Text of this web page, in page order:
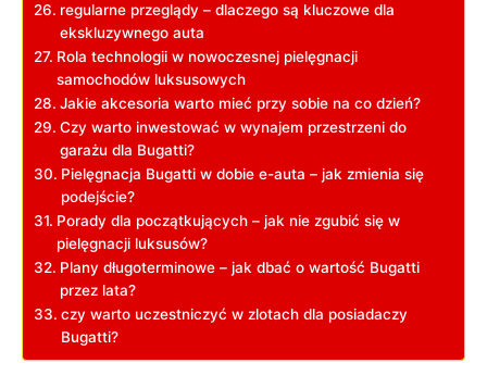
regularne przeglądy – dlaczego są kluczowe dla
ekskluzywnego auta
Rola technologii w nowoczesnej pielęgnacji
samochodów luksusowych
Jakie akcesoria warto mieć przy sobie na co dzień?
Czy warto inwestować w wynajem przestrzeni do
garażu dla Bugatti?
Pielęgnacja Bugatti w dobie e-auta – jak zmienia się
podejście?
Porady dla początkujących – jak nie zgubić się w
pielęgnacji luksusów?
Plany długoterminowe – jak dbać o wartość Bugatti
przez lata?
czy warto uczestniczyć w zlotach dla posiadaczy
Bugatti?